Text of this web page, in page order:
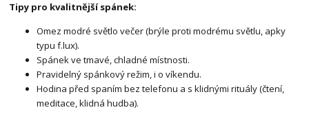
Tipy pro kvalitnější spánek:
Omez modré světlo večer (brýle proti modrému světlu, apky
typu f.lux).
Spánek ve tmavé, chladné místnosti.
Pravidelný spánkový režim, i o víkendu.
Hodina před spaním bez telefonu a s klidnými rituály (čtení,
meditace, klidná hudba).